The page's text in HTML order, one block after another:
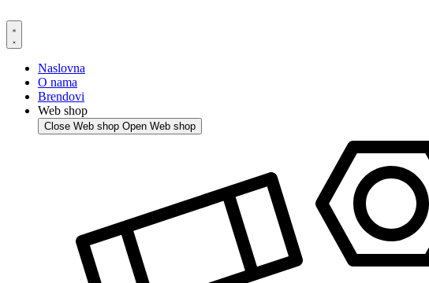
to
content
Naslovna
O nama
Brendovi
Web shop
Close Web shop Open Web shop